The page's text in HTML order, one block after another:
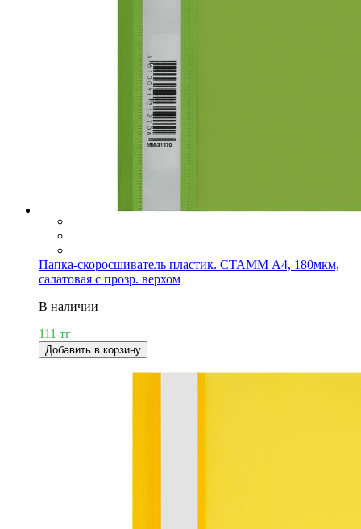
Папка-скоросшиватель пластик. СТАММ А4, 180мкм,
салатовая с прозр. верхом
В наличии
111 тг
Добавить в корзину